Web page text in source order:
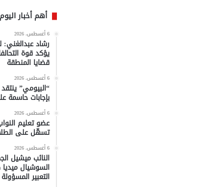
أهم أخبار اليوم
6 أغسطس، 2026
رشاد
يؤكد قوة
قضايا المنطقة
6 أغسطس، 2026
“البيومي”
بإجابات حاسمة
6 أغسطس، 2026
عضو تعليم
تسهّل على
6 أغسطس، 2026
النائب ميشيل
السوشيال
التعبير المسؤولة